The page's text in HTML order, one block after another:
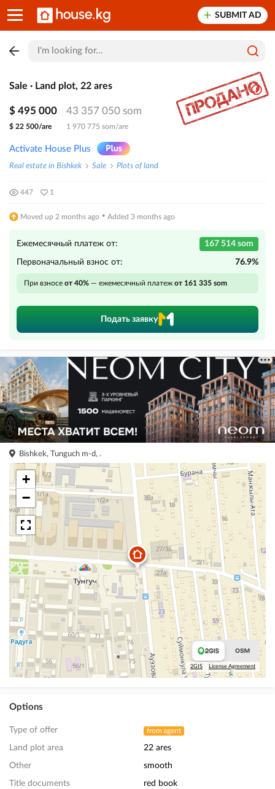
SUBMIT AD
Sale · Land plot, 22 ares
$ 495 000 43 357 050 som
$ 22 500/are 1 970 775 som/are
Activate House Plus
Real estate in Bishkek Sale Plots of land
447 1
Moved up 2 months ago · Added 3 months ago
Ежемесячный платеж от: 167 514 som
Первоначальный взнос от: 76.9%
При взносе от 40% — ежемесячный платеж от 161 335 som
Подать заявку
Bishkek, Tunguch m-d, .
+
−
2GIS License Agreement
Options
Type of offer from agent
Land plot area 22 ares
Other smooth
Title documents red book